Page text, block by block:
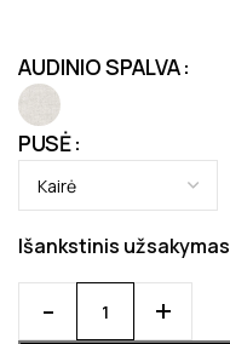
AUDINIO SPALVA
PUSĖ
Išankstinis užsakymas